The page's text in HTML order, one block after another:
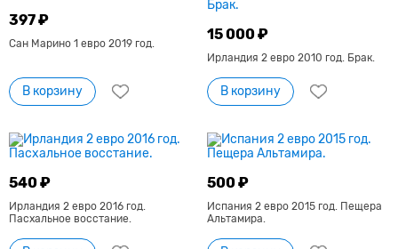
397 ₽
Сан Марино 1 евро 2019 год.
В корзину
15 000 ₽
Ирландия 2 евро 2010 год. Брак.
В корзину
540 ₽
Ирландия 2 евро 2016 год.
Пасхальное восстание.
500 ₽
Испания 2 евро 2015 год. Пещера
Альтамира.